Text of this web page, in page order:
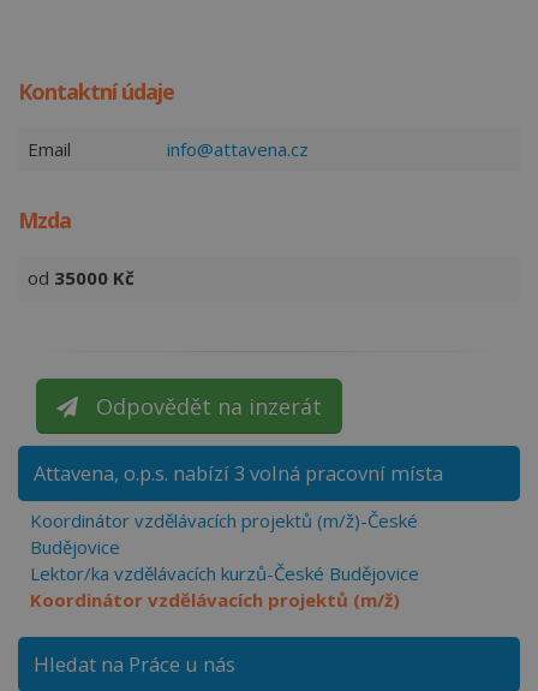
Kontaktní údaje
Email info@attavena.cz
Mzda
od 35000 Kč
Odpovědět na inzerát
Attavena, o.p.s. nabízí 3 volná pracovní místa
Koordinátor vzdělávacích projektů (m/ž)-České
Budějovice
Lektor/ka vzdělávacích kurzů-České Budějovice
Koordinátor vzdělávacích projektů (m/ž)
Hledat na Práce u nás